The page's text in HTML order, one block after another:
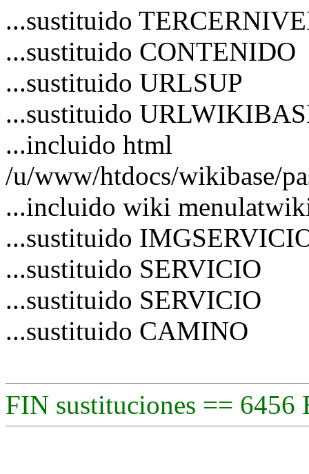
...sustituido
...sustituido CONTENIDO
...sustituido URLSUP
...sustituido
...incluido html
/u/www/htdocs/wikibase/
...incluido wiki
...sustituido
...sustituido SERVICIO
...sustituido SERVICIO
...sustituido CAMINO
FIN sustituciones == 6456